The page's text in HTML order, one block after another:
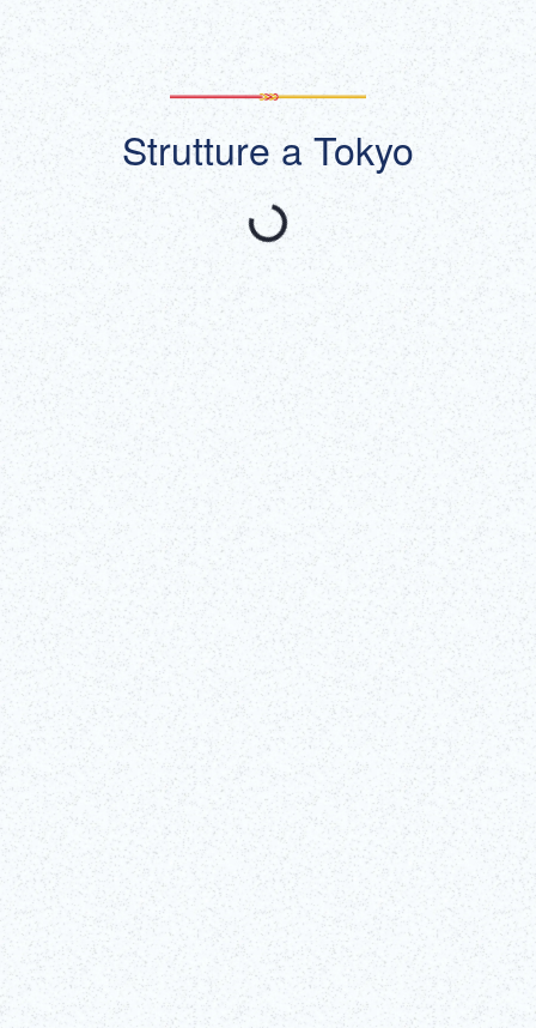
Strutture a Tokyo
Consigliato
©Edo-Tokyo Museum
Controlla i dettagli completi
Mostra tutto